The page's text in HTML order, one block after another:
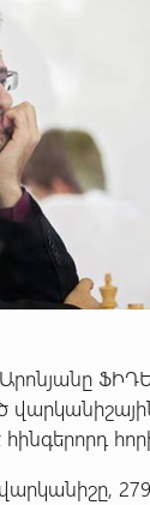
Արոնյանը
հինգերորդ